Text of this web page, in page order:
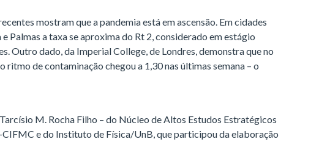
mostram que a pandemia está em ascensão. Em cidades
Palmas a taxa se aproxima do Rt 2, considerado em estágio
Outro dado, da Imperial College, de Londres, demonstra que no
ritmo de contaminação chegou a 1,30 nas últimas semana – o
M. Rocha Filho – do Núcleo de Altos Estudos Estratégicos
e do Instituto de Física/UnB, que participou da elaboração